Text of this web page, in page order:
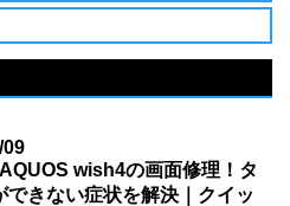
09
AQUOS wish4の画面修理！タ
できない症状を解決｜クイッ